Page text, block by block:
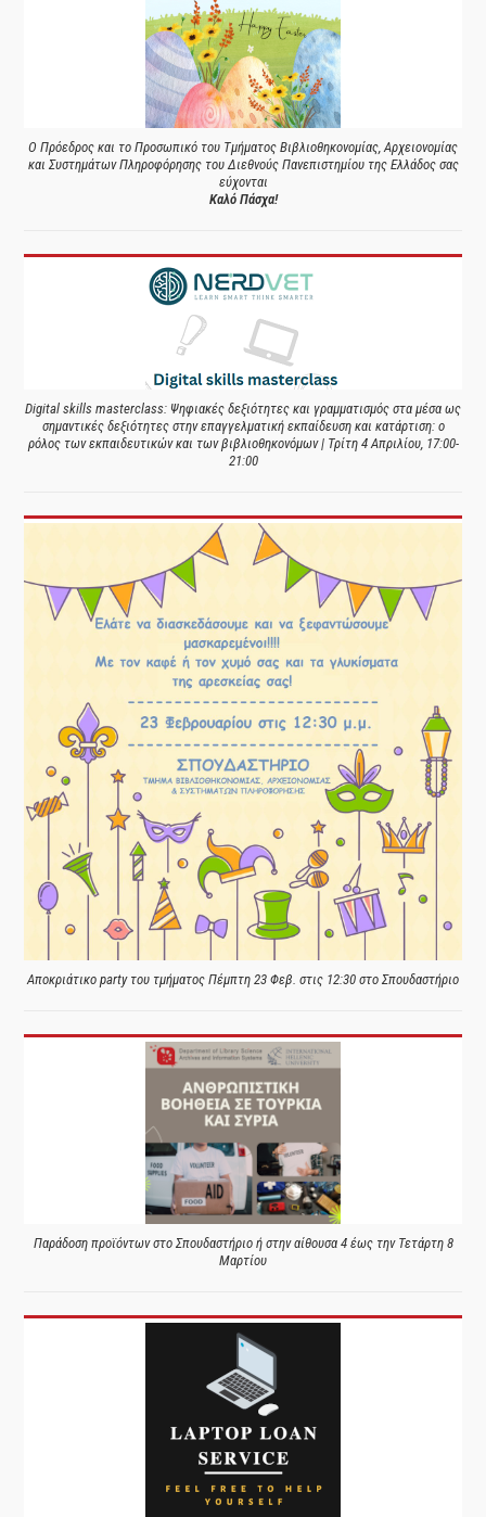
Ο Πρόεδρος και το Προσωπικό του Τμήματος Βιβλιοθηκονομίας, Αρχειονομίας
και Συστημάτων Πληροφόρησης του Διεθνούς Πανεπιστημίου της Ελλάδος σας
εύχονται
Καλό Πάσχα!
Digital skills masterclass: Ψηφιακές δεξιότητες και γραμματισμός στα μέσα ως
σημαντικές δεξιότητες στην επαγγελματική εκπαίδευση και κατάρτιση: ο
ρόλος των εκπαιδευτικών και των βιβλιοθηκονόμων | Τρίτη 4 Απριλίου, 17:00-
21:00
Αποκριάτικο party του τμήματος Πέμπτη 23 Φεβ. στις 12:30 στο Σπουδαστήριο
Παράδοση προϊόντων στο Σπουδαστήριο ή στην αίθουσα 4 έως την Τετάρτη 8
Μαρτίου